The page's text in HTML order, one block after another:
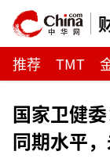
推荐 TMT
国家卫健
同期水平